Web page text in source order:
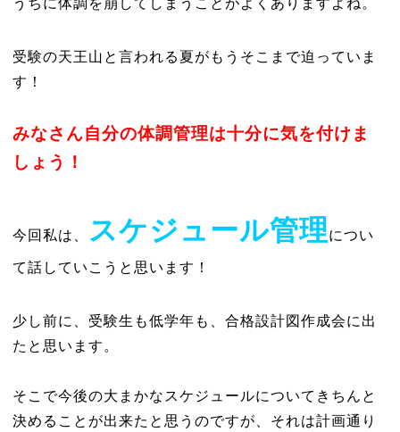
うちに体調を崩してしまうことがよくありますよね。
受験の天王山と言われる夏がもうそこまで迫っていま
す！
みなさん自分の体調管理は十分に気を付けま
しょう！
今回私は、 スケジュール管理につい
て話していこうと思います！
少し前に、受験生も低学年も、合格設計図作成会に出
たと思います。
そこで今後の大まかなスケジュールについてきちんと
決めることが出来たと思うのですが、それは計画通り